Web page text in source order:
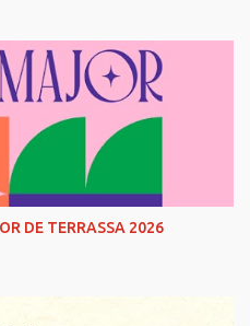
DE TERRASSA 2026